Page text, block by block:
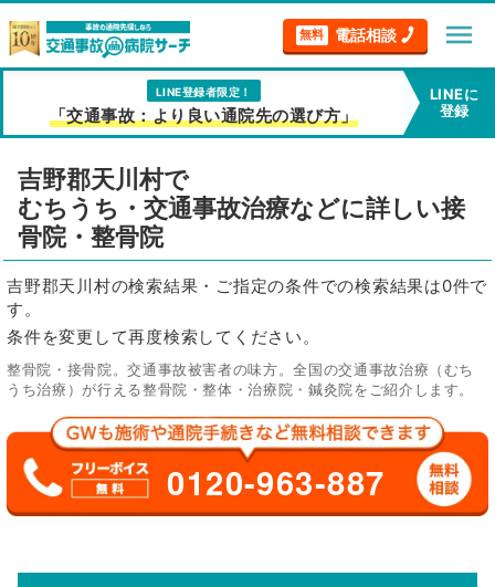
無料 電話相談 menu
LINE登録者限定！
「交通事故：より良い通院先の選び方」
LINEに
登録
吉野郡天川村で
むちうち・交通事故治療などに詳しい接
骨院・整骨院
吉野郡天川村の検索結果・ご指定の条件での検索結果は0件で
す。
条件を変更して再度検索してください。
整骨院・接骨院。交通事故被害者の味方。全国の交通事故治療（むち
うち治療）が行える整骨院・整体・治療院・鍼灸院をご紹介します。
0120-963-887